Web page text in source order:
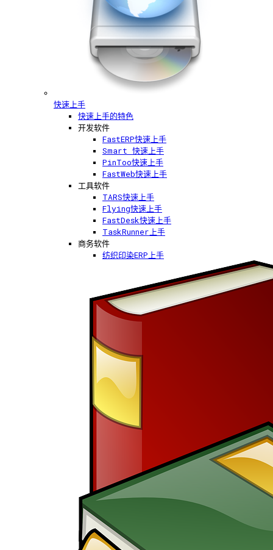
快速上手
快速上手的特色
开发软件
FastERP快速上手
Smart 快速上手
PinToo快速上手
FastWeb快速上手
工具软件
TARS快速上手
Flying快速上手
FastDesk快速上手
TaskRunner上手
商务软件
纺织印染ERP上手